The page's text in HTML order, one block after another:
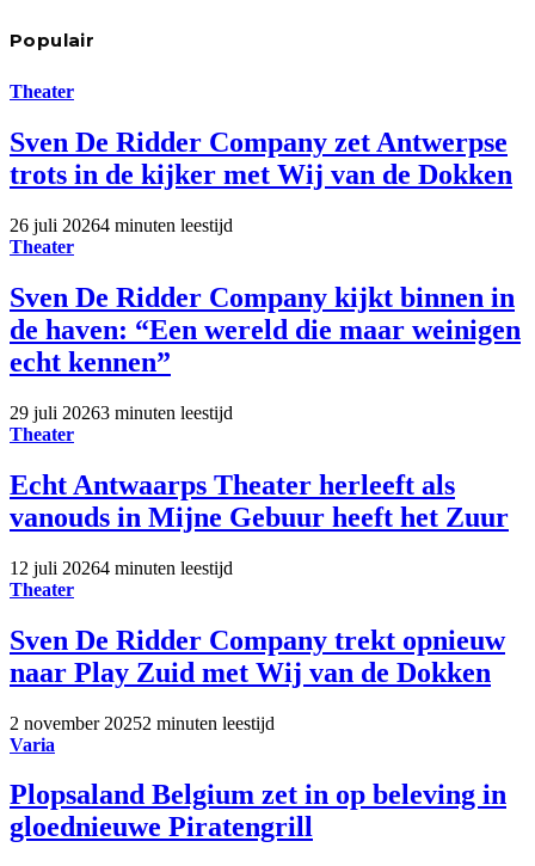
Populair
Theater
Sven De Ridder Company zet Antwerpse
trots in de kijker met Wij van de Dokken
26 juli 20264 minuten leestijd
Theater
Sven De Ridder Company kijkt binnen in
de haven: “Een wereld die maar weinigen
echt kennen”
29 juli 20263 minuten leestijd
Theater
Echt Antwaarps Theater herleeft als
vanouds in Mijne Gebuur heeft het Zuur
12 juli 20264 minuten leestijd
Theater
Sven De Ridder Company trekt opnieuw
naar Play Zuid met Wij van de Dokken
2 november 20252 minuten leestijd
Varia
Plopsaland Belgium zet in op beleving in
gloednieuwe Piratengrill